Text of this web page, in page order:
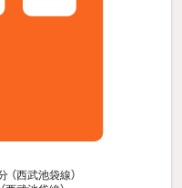
（西武池袋線）